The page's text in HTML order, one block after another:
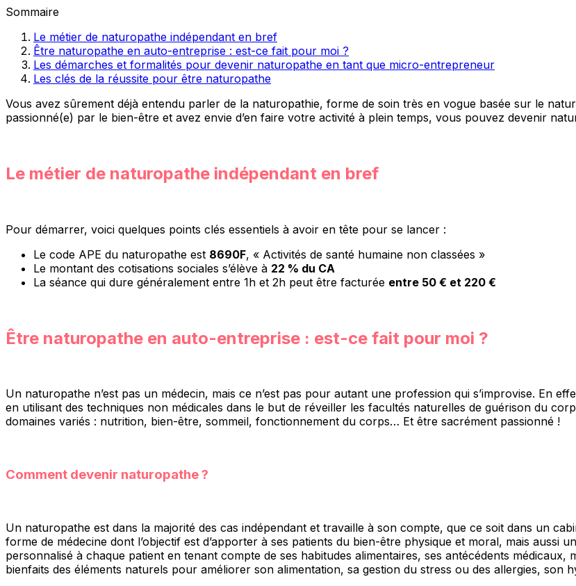
Sommaire
Le métier de naturopathe indépendant en bref
Être naturopathe en auto-entreprise : est-ce fait pour moi ?
Les démarches et formalités pour devenir naturopathe en tant que micro-entrepreneur
Les clés de la réussite pour être naturopathe
Vous avez sûrement déjà entendu parler de la naturopathie, forme de soin très en vogue basée sur le
passionné(e) par le bien-être et avez envie d’en faire votre activité à plein temps, vous pouvez devenir
Le métier de naturopathe indépendant en bref
Pour démarrer, voici quelques points clés essentiels à avoir en tête pour se lancer :
Le code APE du naturopathe est 8690F, « Activités de santé humaine non classées »
Le montant des cotisations sociales s’élève à 22 % du CA
La séance qui dure généralement entre 1h et 2h peut être facturée entre 50 € et 220 €
Être naturopathe en auto-entreprise : est-ce fait pour moi ?
Un naturopathe n’est pas un médecin, mais ce n’est pas pour autant une profession qui s’improvise. En
en utilisant des techniques non médicales dans le but de réveiller les facultés naturelles de guérison du
domaines variés : nutrition, bien-être, sommeil, fonctionnement du corps… Et être sacrément passionné !
Comment devenir naturopathe ?
Un naturopathe est dans la majorité des cas indépendant et travaille à son compte, que ce soit dans un
forme de médecine dont l’objectif est d’apporter à ses patients du bien-être physique et moral, mais aussi
personnalisé à chaque patient en tenant compte de ses habitudes alimentaires, ses antécédents
bienfaits des éléments naturels pour améliorer son alimentation, sa gestion du stress ou des allergies, son